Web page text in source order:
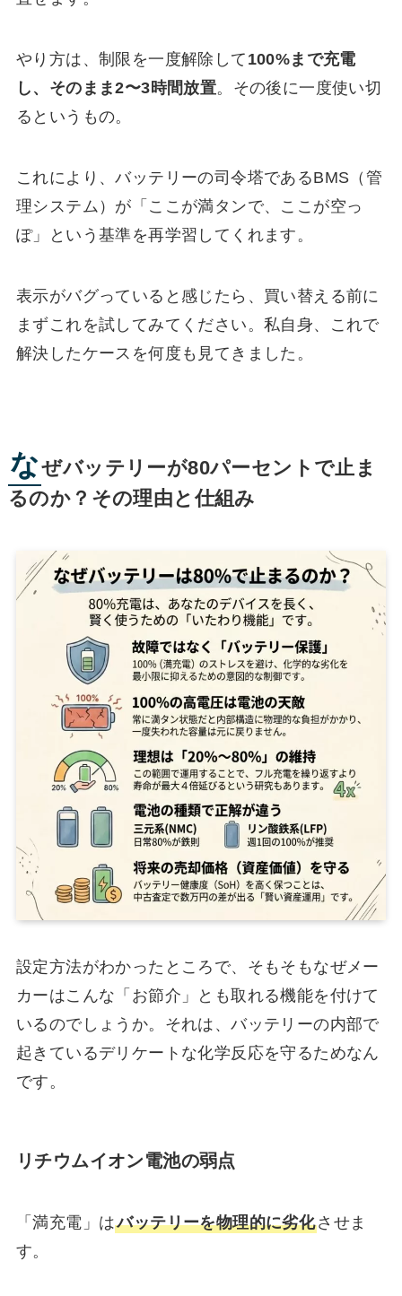
やり方は、制限を一度解除して 100%まで充電
し、そのまま2〜3時間放置。その後に一度使い切
るというもの。
これにより、バッテリーの司令塔であるBMS（管
理システム）が「ここが満タンで、ここが空っ
ぽ」という基準を再学習してくれます。
表示がバグっていると感じたら、買い替える前に
まずこれを試してみてください。私自身、これで
解決したケースを何度も見てきました。
なぜバッテリーが80パーセントで止ま
るのか？その理由と仕組み
設定方法がわかったところで、そもそもなぜメー
カーはこんな「お節介」とも取れる機能を付けて
いるのでしょうか。それは、バッテリーの内部で
起きているデリケートな化学反応を守るためなん
です。
リチウムイオン電池の弱点
「満充電」はバッテリーを物理的に劣化させま
す。